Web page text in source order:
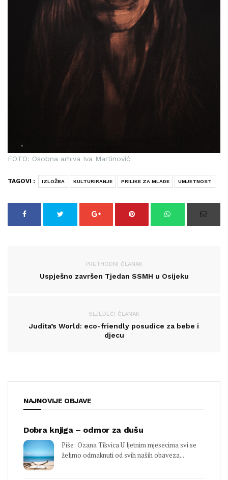
FOTO: Osobna arhiva Iva Martinović
TAGOVI : IZLOŽBA KULTURIRANJE PRILIKE ZA MLADE UMJETNOST
PRETHODNI ČLANAK
Uspješno završen Tjedan SSMH u Osijeku
SLJEDEĆI ČLANAK
Judita’s World: eco-friendly posudice za bebe i
djecu
NAJNOVIJE OBJAVE
Dobra knjiga – odmor za dušu
Piše: Ozana Tikvica U ljetnim mjesecima svi se
želimo odmaknuti od svih naših obaveza...